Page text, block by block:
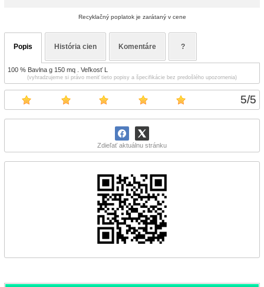
5/5
Zdieľať aktuálnu stránku
Recyklačný poplatok je zarátaný v cene
Popis História cien Komentáre ?
100 % Bavlna g 150 mq . Veľkosť L
(vyhradzujeme si právo meniť tieto popisy a špecifikácie bez predošlého upozornenia)